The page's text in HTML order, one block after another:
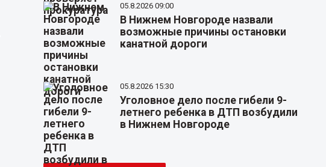
05.8.2026 09:00
В Нижнем Новгороде назвали
возможные причины остановки
канатной дороги
05.8.2026 15:30
Уголовное дело после гибели 9-
летнего ребенка в ДТП возбудили
в Нижнем Новгороде